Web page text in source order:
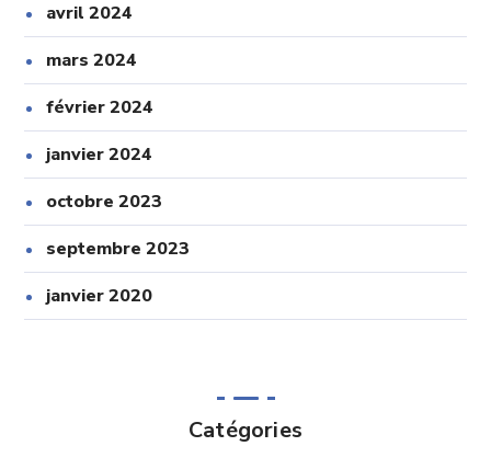
avril 2024
mars 2024
février 2024
janvier 2024
octobre 2023
septembre 2023
janvier 2020
Catégories